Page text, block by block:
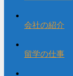
会社の紹介
留学の仕事